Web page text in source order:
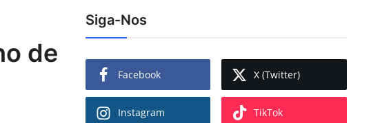
de
Siga-Nos
Facebook X (Twitter)
Instagram TikTok